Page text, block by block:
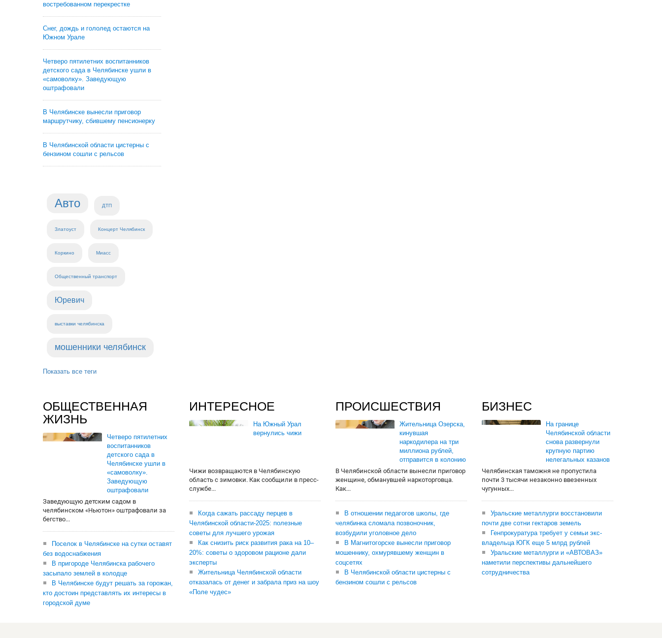
востребованном перекрестке
Снег, дождь и гололед остаются на
Южном Урале
Четверо пятилетних воспитанников
детского сада в Челябинске ушли в
«самоволку». Заведующую
оштрафовали
В Челябинске вынесли приговор
маршрутчику, сбившему пенсионерку
В Челябинской области цистерны с
бензином сошли с рельсов
Авто ДТП
Златоуст Концерт Челябинск
Коркино Миасс
Общественный транспорт
Юревич
выставки челябинска
мошенники челябинск
Показать все теги
ОБЩЕСТВЕННАЯ
ЖИЗНЬ
Четверо пятилетних
воспитанников
детского сада в
Челябинске ушли в
«самоволку».
Заведующую
оштрафовали
Заведующую детским садом в
челябинском «Ньютон» оштрафовали за
бегство...
Поселок в Челябинске на сутки оставят
без водоснабжения
В пригороде Челябинска рабочего
засыпало землей в колодце
В Челябинске будут решать за горожан,
кто достоин представлять их интересы в
городской думе
ИНТЕРЕСНОЕ
На Южный Урал
вернулись чижи
Чижи возвращаются в Челябинскую
область с зимовки. Как сообщили в пресс-
службе...
Когда сажать рассаду перцев в
Челябинской области-2025: полезные
советы для лучшего урожая
Как снизить риск развития рака на 10–
20%: советы о здоровом рационе дали
эксперты
Жительница Челябинской области
отказалась от денег и забрала приз на шоу
«Поле чудес»
ПРОИСШЕСТВИЯ
Жительница Озерска,
кинувшая
наркодилера на три
миллиона рублей,
отправится в колонию
В Челябинской области вынесли приговор
женщине, обманувшей наркоторговца.
Как...
В отношении педагогов школы, где
челябинка сломала позвоночник,
возбудили уголовное дело
В Магнитогорске вынесли приговор
мошеннику, охмурявшему женщин в
соцсетях
В Челябинской области цистерны с
бензином сошли с рельсов
БИЗНЕС
На границе
Челябинской области
снова развернули
крупную партию
нелегальных казанов
Челябинская таможня не пропустила
почти 3 тысячи незаконно ввезенных
чугунных...
Уральские металлурги восстановили
почти две сотни гектаров земель
Генпрокуратура требует у семьи экс-
владельца ЮГК еще 5 млрд рублей
Уральские металлурги и «АВТОВАЗ»
наметили перспективы дальнейшего
сотрудничества